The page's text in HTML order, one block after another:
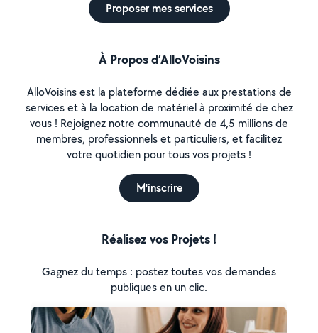
Proposer mes services
À Propos d’AlloVoisins
AlloVoisins est la plateforme dédiée aux prestations de
services et à la location de matériel à proximité de chez
vous ! Rejoignez notre communauté de 4,5 millions de
membres, professionnels et particuliers, et facilitez
votre quotidien pour tous vos projets !
M'inscrire
Réalisez vos Projets !
Gagnez du temps : postez toutes vos demandes
publiques en un clic.